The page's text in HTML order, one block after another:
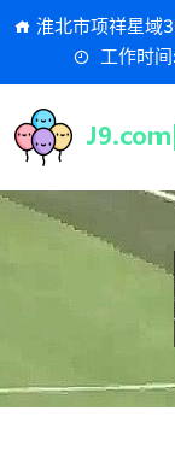
淮北市项祥星域
工作时